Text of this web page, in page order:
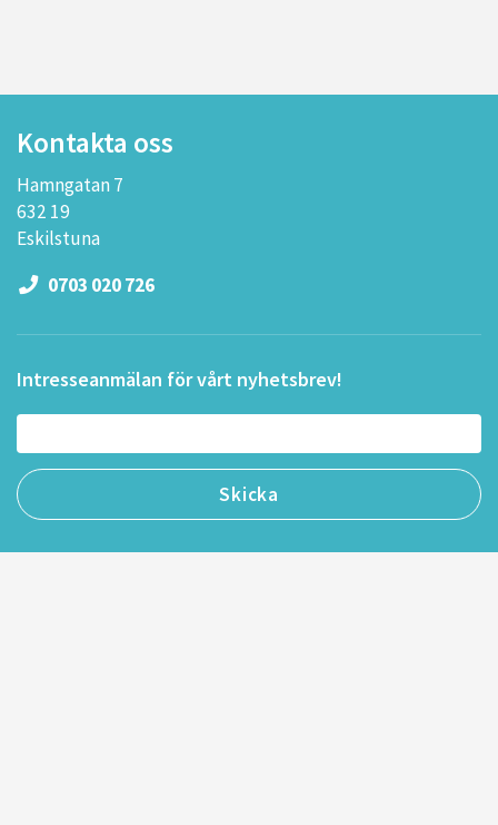
Kontakta oss
Hamngatan 7
632 19
Eskilstuna
0703 020 726
Intresseanmälan för vårt nyhetsbrev!